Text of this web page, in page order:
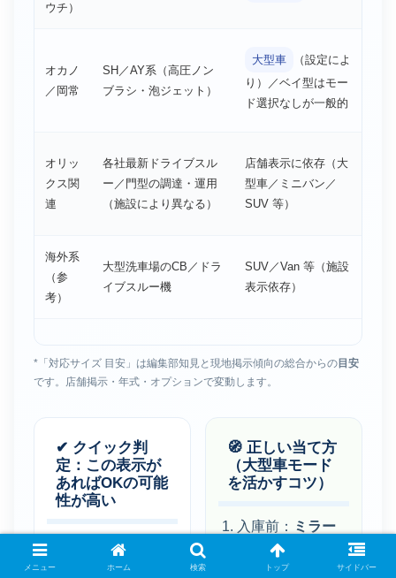
ウチ）
オカノ
／岡常
SH／AY系（高圧ノン
ブラシ・泡ジェット）
大型車
（設定によ
り）／ベイ型はモー
ド選択なしが一般的
オリッ
クス関
連
各社最新ドライブスル
ー／門型の調達・運用
（施設により異なる）
店舗表示に依存（大
型車／ミニバン／
SUV 等）
海外系
（参
考）
大型洗車場のCB／ドラ
イブスルー機
SUV／Van 等（施設
表示依存）
*「対応サイズ 目安」は編集部知見と現地掲示傾向の総合からの 目安
です。店舗掲示・年式・オプションで変動します。
✔ クイック判
定：この表示が
あればOKの可能
性が高い
パネルに「大型
車」「ミニバ
🧭 正しい当て方
（大型車モード
を活かすコツ）
入庫前： ミラー
格納／リアワイ
メニュー ホーム 検索 トップ サイドバー